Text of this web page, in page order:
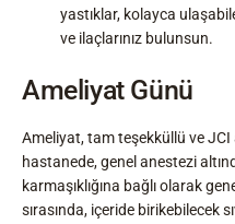
yastıklar, kolayca
ve ilaçlarınız bulunsun.
Ameliyat Günü
Ameliyat, tam teşekküllü ve
hastanede, genel anestezi
karmaşıklığına bağlı olarak
sırasında, içeride birikebilecek